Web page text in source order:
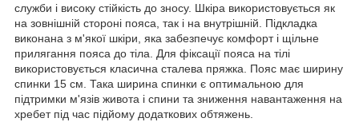
служби і високу стійкість до зносу. Шкіра використовується як
на зовнішній стороні пояса, так і на внутрішній. Підкладка
виконана з м'якої шкіри, яка забезпечує комфорт і щільне
прилягання пояса до тіла. Для фіксації пояса на тілі
використовується класична сталева пряжка. Пояс має ширину
спинки 15 см. Така ширина спинки є оптимальною для
підтримки м'язів живота і спини та зниження навантаження на
хребет під час підйому додаткових обтяжень.